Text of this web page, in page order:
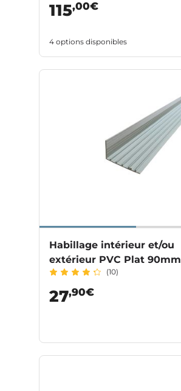
115,00€
4 options disponibles
Habillage intérieur et/ou
extérieur PVC Plat 90mm
(10)
27,90€